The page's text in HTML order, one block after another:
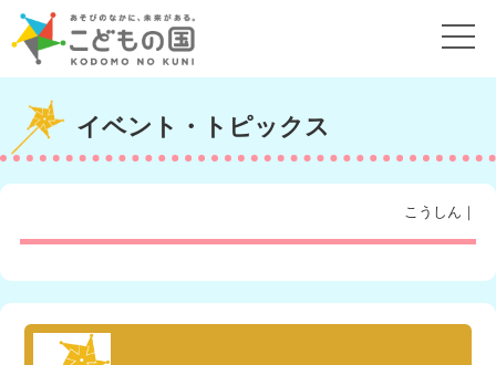
イベント・トピックス
こうしん｜